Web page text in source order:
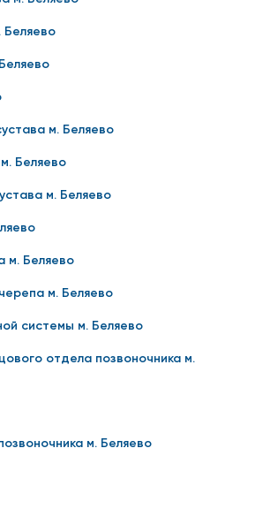
Беляево
м. Беляево
Беляево
м. Беляево
м. Беляево
м. Беляево
системы м. Беляево
отдела позвоночника м.
м. Беляево